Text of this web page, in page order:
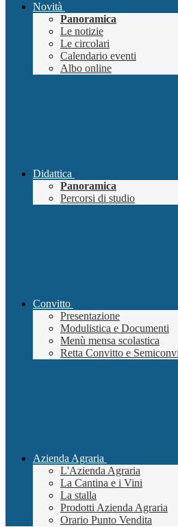
Novità
Panoramica
Le notizie
Le circolari
Calendario eventi
Albo online
Didattica
Panoramica
Percorsi di studio
Convitto
Presentazione
Modulistica e Documenti
Menù mensa scolastica
Retta Convitto e
Azienda Agraria
L'Azienda Agraria
La Cantina e i Vini
La stalla
Prodotti Azienda Agraria
Orario Punto Vendita